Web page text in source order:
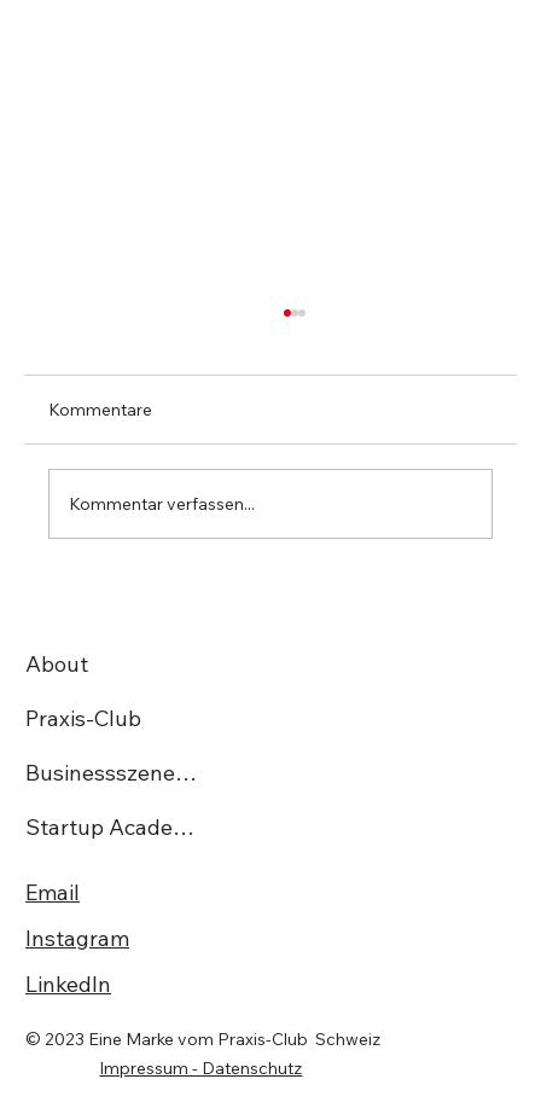
Kommentare
Kommentar verfassen...
About
Praxis-Club
Businessszene.ch
Startup Academy CH
Email
Instagram
LinkedIn
© 2023 Eine Marke vom Praxis-Club Schweiz
Impressum - Datenschutz